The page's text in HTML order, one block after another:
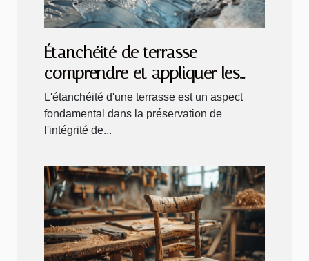
Étanchéité de terrasse
comprendre et appliquer les
meilleures solutions pour votre
maison
L'étanchéité d'une terrasse est un aspect
fondamental dans la préservation de
l'intégrité de...